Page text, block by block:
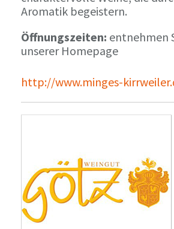
Aromatik begeistern.
Öffnungszeiten: entnehmen
unserer Homepage
http://www.minges-